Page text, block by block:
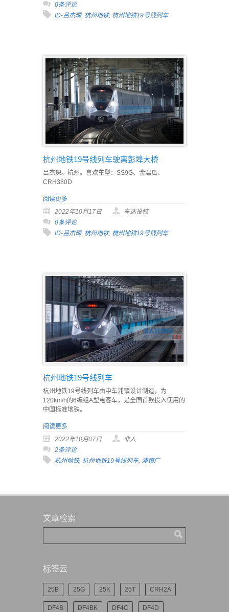
0条评论
ID-吕杰琛, 杭州地铁, 杭州地铁19号线列车
杭州地铁19号线列车驶离彭埠大桥
吕杰琛。杭州。喜欢车型：SS9G、金温瓜、
CRH380D
阅读更多
2022年10月17日
车迷投稿
0条评论
ID-吕杰琛, 杭州地铁, 杭州地铁19号线列车
杭州地铁19号线列车
杭州地铁19号线列车由中车浦镇设计制造，为
120km/h的6编组A型电客车，是全国首款投入使用的
中国标准地铁。
阅读更多
2022年10月07日
非人
2条评论
杭州地铁, 杭州地铁19号线列车, 浦镇厂
文章检索
标签云
25B 25G 25K 25T CRH2A
DF4B DF4BK DF4C DF4D